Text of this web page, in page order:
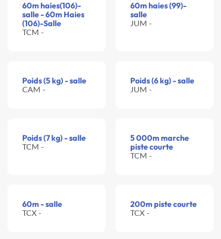
60m haies(106)-
salle - 60m Haies
(106)-Salle
TCM -
60m haies (99)-
salle
JUM -
Poids (5 kg) - salle
CAM -
Poids (6 kg) - salle
JUM -
Poids (7 kg) - salle
TCM -
5 000m marche
piste courte
TCM -
60m - salle
TCX -
200m piste courte
TCX -